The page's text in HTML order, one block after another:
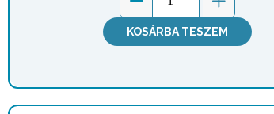
KOSÁRBA TESZEM